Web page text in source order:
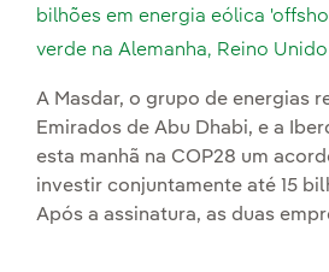
bilhões em energia eólica
verde na Alemanha, Reino
A Masdar, o grupo de energias
Emirados de Abu Dhabi, e a
esta manhã na COP28 um
investir conjuntamente até 15
Após a assinatura, as duas